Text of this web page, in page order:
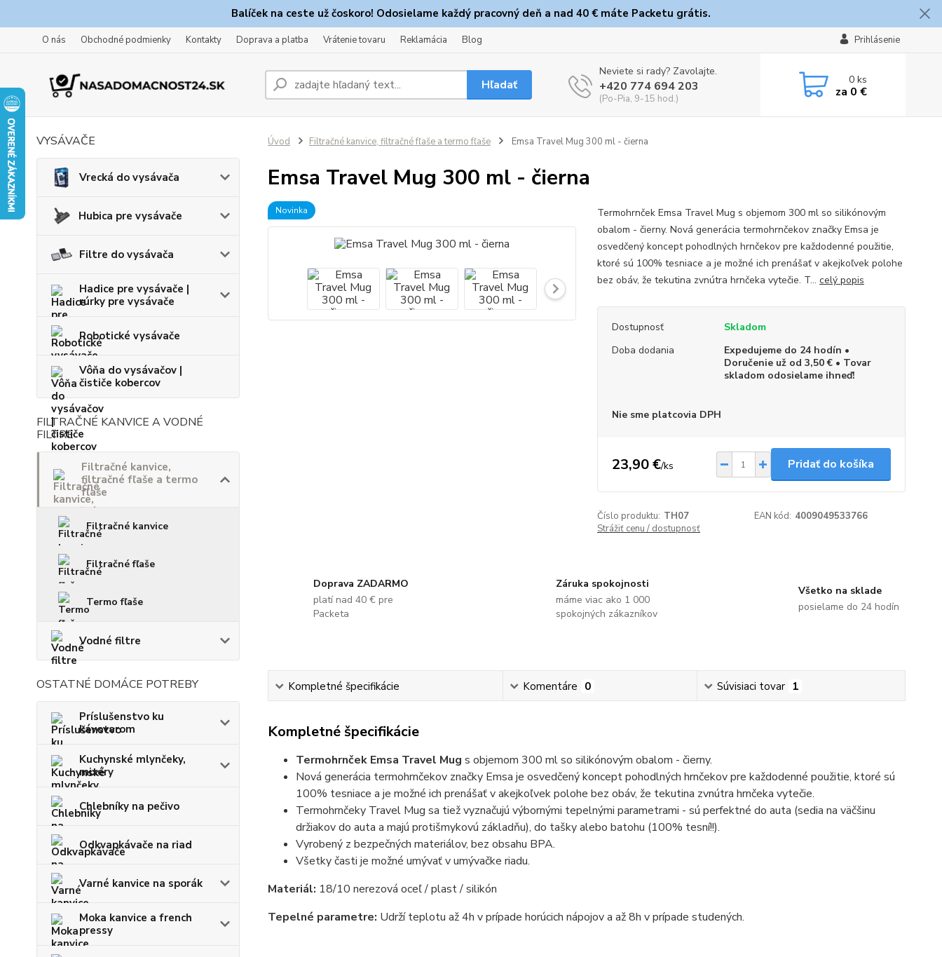
Balíček na ceste už čoskoro! Odosielame každý pracovný deň a nad 40 € máte Packetu grátis.
O nás Obchodné podmienky Kontakty Doprava a platba Vrátenie tovaru Reklamácia Blog Prihlásenie
Hľadať
Neviete si rady? Zavolajte.
+420 774 694 203
(Po-Pia, 9-15 hod.)
0ks
za 0 €
VYSÁVAČE
Vrecká do vysávača
Hubica pre vysávače
Filtre do vysávača
Hadice pre vysávače |
rúrky pre vysávače
Robotické vysávače
Vôňa do vysávačov |
čističe kobercov
FILTRAČNÉ KANVICE A VODNÉ
FILTRE
Filtračné kanvice,
filtračné fľaše a termo
fľaše
Filtračné kanvice
Filtračné fľaše
Termo fľaše
Vodné filtre
OSTATNÉ DOMÁCE POTREBY
Príslušenstvo ku
kávovarom
Kuchynské mlynčeky,
mixéry
Chlebníky na pečivo
Odkvapkávače na riad
Varné kanvice na sporák
Moka kanvice a french
pressy
Úvod Filtračné kanvice, filtračné fľaše a termo fľaše Emsa Travel Mug 300 ml - čierna
Emsa Travel Mug 300 ml - čierna
Novinka
Termohrnček Emsa Travel Mug s objemom 300 ml so silikónovým
obalom - čierny. Nová generácia termohrnčekov značky Emsa je
osvedčený koncept pohodlných hrnčekov pre každodenné použitie,
ktoré sú 100% tesniace a je možné ich prenášať v akejkoľvek polohe
bez obáv, že tekutina zvnútra hrnčeka vytečie. T... celý popis
Dostupnosť
Skladom
Doba dodania
Expedujeme do 24 hodín •
Doručenie už od 3,50 € • Tovar
skladom odosielame ihneď!
Nie sme platcovia DPH
23,90 €/ks Pridať do košíka
Číslo produktu: TH07 EAN kód: 4009049533766
Strážiť cenu / dostupnosť
Doprava ZADARMO
platí nad 40 € pre
Packeta
Záruka spokojnosti
máme viac ako 1 000
spokojných zákazníkov
Všetko na sklade
posielame do 24 hodín
Kompletné špecifikácie Komentáre 0 Súvisiaci tovar 1
Kompletné špecifikácie
Termohrnček Emsa Travel Mug s objemom 300 ml so silikónovým obalom - čierny.
Nová generácia termohrnčekov značky Emsa je osvedčený koncept pohodlných hrnčekov pre každodenné použitie, ktoré sú
100% tesniace a je možné ich prenášať v akejkoľvek polohe bez obáv, že tekutina zvnútra hrnčeka vytečie.
Termohrnčeky Travel Mug sa tiež vyznačujú výbornými tepelnými parametrami - sú perfektné do auta (sedia na väčšinu
držiakov do auta a majú protišmykovú základňu), do tašky alebo batohu (100% tesní!!).
Vyrobený z bezpečných materiálov, bez obsahu BPA.
Všetky časti je možné umývať v umývačke riadu.
Materiál: 18/10 nerezová oceľ / plast / silikón
Tepelné parametre: Udrží teplotu až 4h v prípade horúcich nápojov a až 8h v prípade studených.